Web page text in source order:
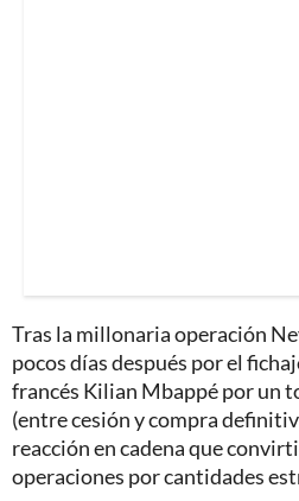
Tras la millonaria operación
pocos días después por el
francés Kilian Mbappé por un
(entre cesión y compra
reacción en cadena que
operaciones por cantidades